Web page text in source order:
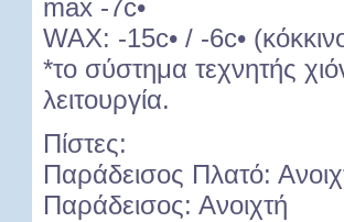
max -7c•
WAX: -15c• / -6c•
*το σύστημα τεχνητής
λειτουργία.
Πίστες:
Παράδεισος Πλατό:
Παράδεισος: Ανοιχτή